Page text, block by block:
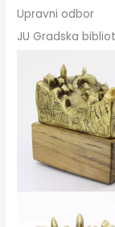
Upravni odbor
JU Gradska